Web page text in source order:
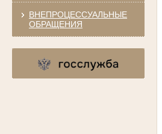
ВНЕПРОЦЕССУАЛЬНЫЕ
ОБРАЩЕНИЯ